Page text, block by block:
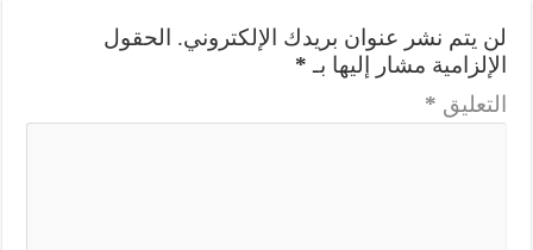
لن يتم نشر عنوان بريدك الإلكتروني.
الحقول
الإلزامية مشار إليها بـ *
التعليق *